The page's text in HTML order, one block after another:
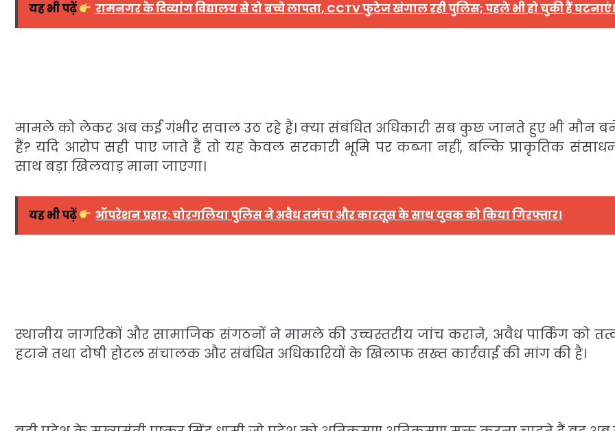
यह भी पढ़ें रामनगर के दिव्यांग विद्यालय से दो बच्चे लापता, CCTV फुटेज खंगाल रही पुलिस; पहले भी हो चुकी हैं घटनाएं।
मामले को लेकर अब कई गंभीर सवाल उठ रहे हैं। क्या संबंधित अधिकारी सब कुछ जानते हुए भी मौन
हैं? यदि आरोप सही पाए जाते हैं तो यह केवल सरकारी भूमि पर कब्जा नहीं, बल्कि प्राकृतिक
साथ बड़ा खिलवाड़ माना जाएगा।
यह भी पढ़ें ऑपरेशन प्रहार: चोरगलिया पुलिस ने अवैध तमंचा और कारतूस के साथ युवक को किया गिरफ्तार।
स्थानीय नागरिकों और सामाजिक संगठनों ने मामले की उच्चस्तरीय जांच कराने, अवैध पार्किंग को
हटाने तथा दोषी होटल संचालक और संबंधित अधिकारियों के खिलाफ सख्त कार्रवाई की मांग की है।